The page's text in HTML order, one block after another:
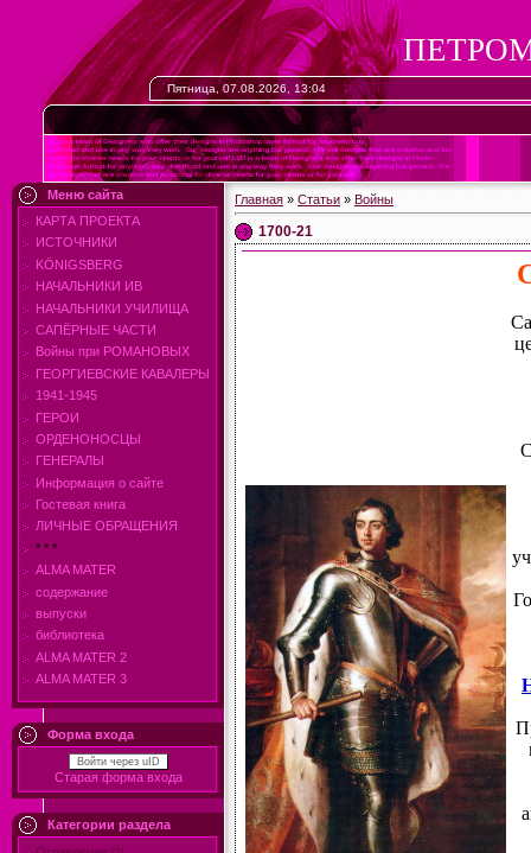
Пятница, 07.08.2026, 13:04
Меню сайта
КАРТА ПРОЕКТА
ИСТОЧНИКИ
KÖNIGSBERG
НАЧАЛЬНИКИ ИВ
НАЧАЛЬНИКИ УЧИЛИЩА
САПЁРНЫЕ ЧАСТИ
Войны при РОМАНОВЫХ
ГЕОРГИЕВСКИЕ КАВАЛЕРЫ
1941-1945
ГЕРОИ
ОРДЕНОНОСЦЫ
ГЕНЕРАЛЫ
Информация о сайте
Гостевая книга
ЛИЧНЫЕ ОБРАЩЕНИЯ
* * *
ALMA MATER
содержание
выпуски
библиотека
ALMA MATER 2
ALMA MATER 3
Форма входа
Войти через uID
Старая форма входа
Категории раздела
Главная » Статьи » Войны
1700-21